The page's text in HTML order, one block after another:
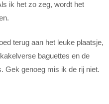
ik het zo zeg, wordt het
terug aan het leuke plaatsje,
baguettes en de
Gek genoeg mis ik de rij niet.